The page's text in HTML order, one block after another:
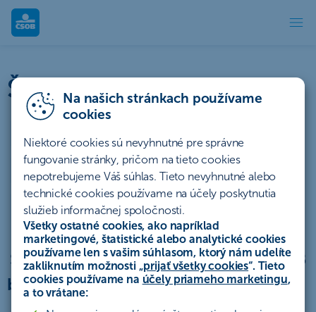
Na našich stránkach používame
cookies
Niektoré cookies sú nevyhnutné pre správne
fungovanie stránky, pričom na tieto cookies
nepotrebujeme Váš súhlas. Tieto nevyhnutné alebo
technické cookies používame na účely poskytnutia
služieb informačnej spoločnosti.
Všetky ostatné cookies, ako napríklad
marketingové, štatistické alebo analytické cookies
používame len s vašim súhlasom, ktorý nám udelíte
zakliknutím možnosti „prijať všetky cookies“. Tieto
cookies používame na účely priameho marketingu,
a to vrátane:
Štatúty súťaží a akcií
Sporenie a investovanie Poistenie Hypotéky
Ostatné Archív
Štatút akcie „Staňte sa súčasťou ČSOB
banky II.“